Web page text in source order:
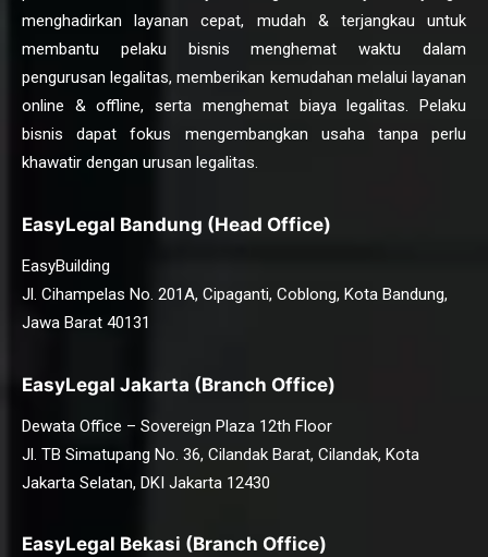
menghadirkan layanan cepat, mudah & terjangkau untuk
membantu pelaku bisnis menghemat waktu dalam
pengurusan legalitas, memberikan kemudahan melalui layanan
online & offline, serta menghemat biaya legalitas. Pelaku
bisnis dapat fokus mengembangkan usaha tanpa perlu
khawatir dengan urusan legalitas.
EasyLegal Bandung (Head Office)
EasyBuilding
Jl. Cihampelas No. 201A, Cipaganti, Coblong, Kota Bandung,
Jawa Barat 40131
EasyLegal Jakarta (Branch Office)
Dewata Office – Sovereign Plaza 12th Floor
Jl. TB Simatupang No. 36, Cilandak Barat, Cilandak, Kota
Jakarta Selatan, DKI Jakarta 12430
EasyLegal Bekasi (Branch Office)